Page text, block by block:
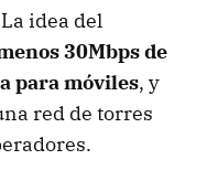
idea del
30Mbps de
para móviles, y
red de torres